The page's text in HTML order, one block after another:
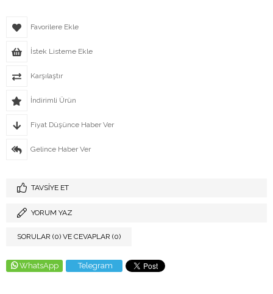
Favorilere Ekle
İstek Listeme Ekle
Karşılaştır
İndirimli Ürün
Fiyat Düşünce Haber Ver
Gelince Haber Ver
TAVSIYE ET
YORUM YAZ
SORULAR (0) VE CEVAPLAR (0)
WhatsApp Telegram